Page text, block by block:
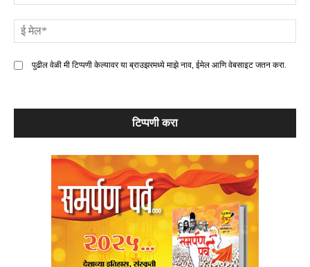
पुढील वेळी मी टिप्पणी केल्यावर या ब्राउझरमध्ये माझे नाव, ईमेल आणि वेबसाइट जतन करा.